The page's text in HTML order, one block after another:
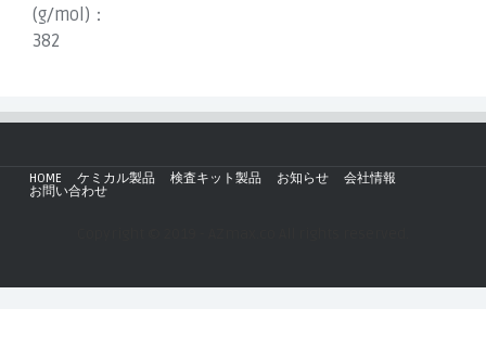
(g/mol)：
382
HOME ケミカル製品 検査キット製品 お知らせ
会社情報
お問い合わせ